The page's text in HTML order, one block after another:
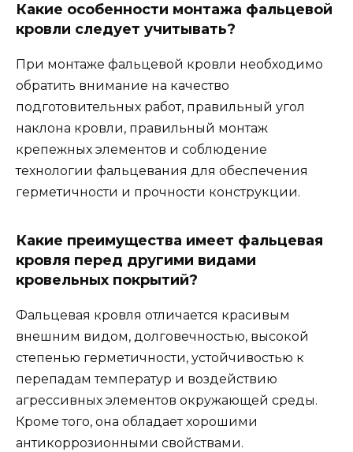
Какие особенности монтажа фальцевой
кровли следует учитывать?
При монтаже фальцевой кровли необходимо
обратить внимание на качество
подготовительных работ, правильный угол
наклона кровли, правильный монтаж
крепежных элементов и соблюдение
технологии фальцевания для обеспечения
герметичности и прочности конструкции.
Какие преимущества имеет фальцевая
кровля перед другими видами
кровельных покрытий?
Фальцевая кровля отличается красивым
внешним видом, долговечностью, высокой
степенью герметичности, устойчивостью к
перепадам температур и воздействию
агрессивных элементов окружающей среды.
Кроме того, она обладает хорошими
антикоррозионными свойствами.